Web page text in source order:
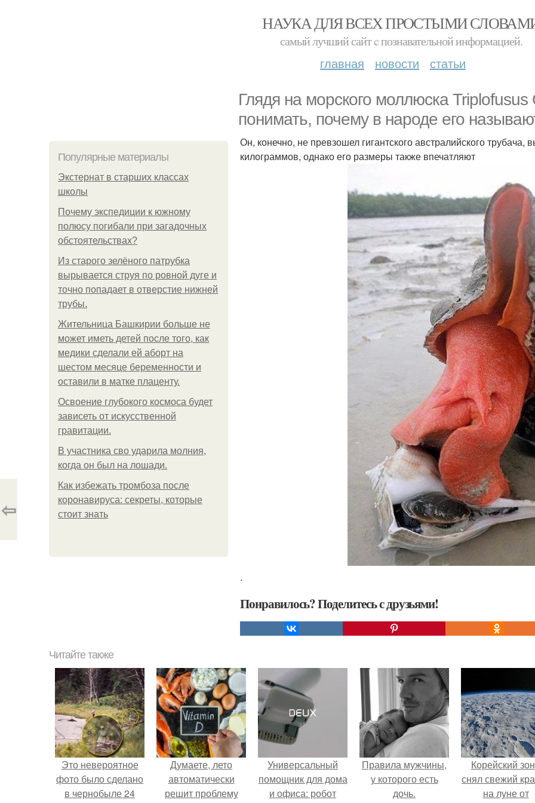
НАУКА ДЛЯ ВСЕХ ПРОСТЫМИ
самый лучший сайт c познавательной информацией.
главная новости статьи
Глядя на морского моллюска
понимать, почему в народе его
Популярные материалы
Экстернат в старших классах
школы
Почему экспедиции к южному
полюсу погибали при загадочных
обстоятельствах?
Из старого зелёного патрубка
вырывается струя по ровной дуге и
точно попадает в отверстие нижней
трубы.
Жительница Башкирии больше не
может иметь детей после того, как
медики сделали ей аборт на
шестом месяце беременности и
оставили в матке плаценту.
Освоение глубокого космоса будет
зависеть от искусственной
гравитации.
В участника сво ударила молния,
когда он был на лошади.
Как избежать тромбоза после
коронавируса: секреты, которые
стоит знать
Он, конечно, не превзошел гигантского австралийского
килограммов, однако его размеры также впечатляют
.
Понравилось? Поделитесь с друзьями!
⇦
Читайте также
Это невероятное
фото было сделано
в чернобыле 24
Думаете, лето
автоматически
решит проблему
Универсальный
помощник для дома
и офиса: робот
Правила мужчины,
у которого есть
дочь.
Корейский
снял свежий
на луне от